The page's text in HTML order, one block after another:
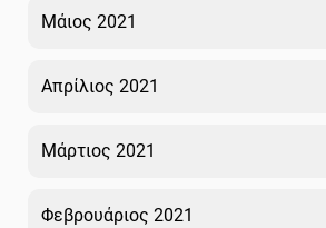
Μάιος 2021
Απρίλιος 2021
Μάρτιος 2021
Φεβρουάριος 2021